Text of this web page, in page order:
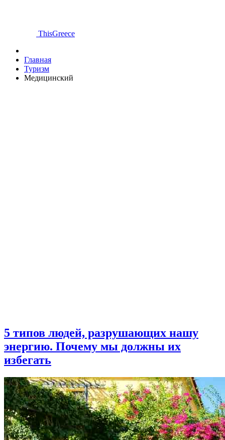
ThisGreece
Главная
Туризм
Медицинский
5 типов людей, разрушающих нашу
энергию. Почему мы должны их
избегать